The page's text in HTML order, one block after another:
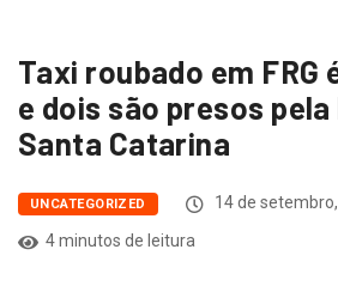
Taxi roubado em FRG
e dois são presos pela
Santa Catarina
UNCATEGORIZED
14 de
4 minutos de leitura